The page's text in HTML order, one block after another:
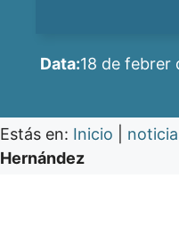
Data:18 de febrer
Estás en: Inicio
Hernández